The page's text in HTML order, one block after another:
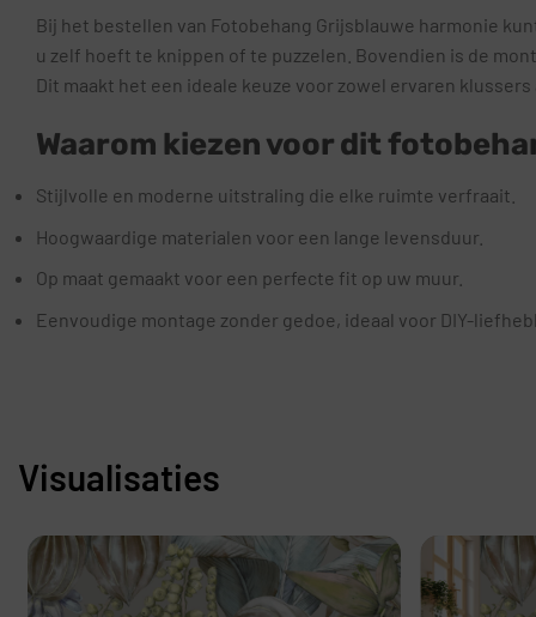
Bij het bestellen van Fotobehang Grijsblauwe harmonie
u zelf hoeft te knippen of te puzzelen. Bovendien is de
Dit maakt het een ideale keuze voor zowel ervaren klussers
Waarom kiezen voor dit
Stijlvolle en moderne uitstraling die elke ruimte verfraait.
Hoogwaardige materialen voor een lange levensduur.
Op maat gemaakt voor een perfecte fit op uw muur.
Eenvoudige montage zonder gedoe, ideaal voor DIY-
Visualisaties